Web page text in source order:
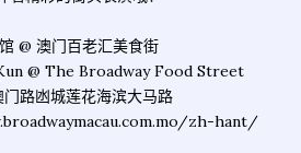
@ 澳门百老汇美食街
@ The Broadway Food Street
路凼城莲花海滨大马路
zh-hant/